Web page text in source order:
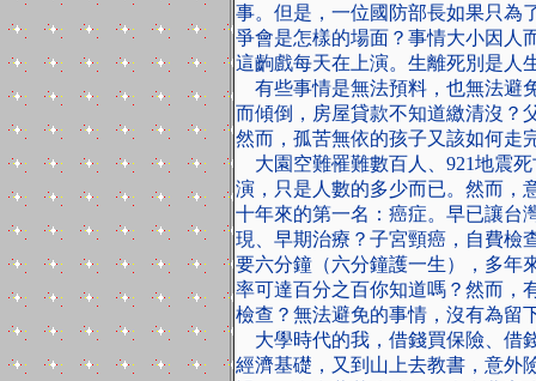
事。但是，一位國防部長如果只為
爭會是怎樣的場面？事情大小因人
這齣戲每天在上演。生離死別是人
有些事情是無法預料，也無法避
而傾倒，房屋貸款不知道繳清沒？
然而，孤苦無依的孩子又該如何走
大園空難罹難數百人、 921地震
演，只是人數的多少而已。然而，
十年來的第一名：癌症。早已讓台
現、早期治療？子宮頸癌，自費檢
要六分鐘（六分鐘護一生），多年
率可達百分之百你知道嗎？然而，
檢查？無法避免的事情，沒有為留
大學時代的我，借錢買保險、借
經濟基礎，又到山上去教書，意外